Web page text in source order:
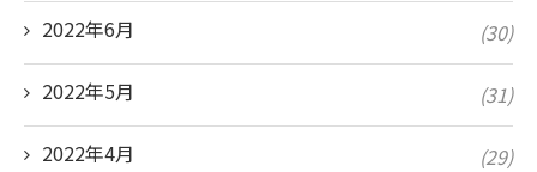
2022年6月 (30)
2022年5月 (31)
2022年4月 (29)